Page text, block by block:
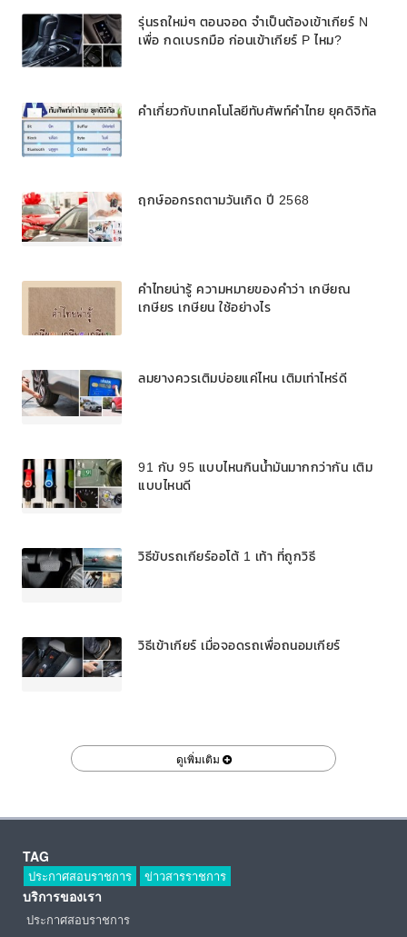
รุ่นรถใหม่ๆ ตอนจอด จำเป็นต้องเข้าเกียร์ N
เพื่อ กดเบรกมือ ก่อนเข้าเกียร์ P ไหม?
คำเกี่ยวกับเทคโนโลยีทับศัพท์คำไทย ยุคดิจิทัล
ฤกษ์ออกรถตามวันเกิด ปี 2568
คำไทยน่ารู้ ความหมายของคำว่า เกษียณ
เกษียร เกษียน ใช้อย่างไร
ลมยางควรเติมบ่อยแค่ไหน เติมเท่าไหร่ดี
91 กับ 95 แบบไหนกินน้ำมันมากกว่ากัน เติม
แบบไหนดี
วิธีขับรถเกียร์ออโต้ 1 เท้า ที่ถูกวิธี
วิธีเข้าเกียร์ เมื่อจอดรถเพื่อถนอมเกียร์
ดูเพิ่มเติม
TAG
ประกาศสอบราชการ ข่าวสารราชการ
บริการของเรา
ประกาศสอบราชการ